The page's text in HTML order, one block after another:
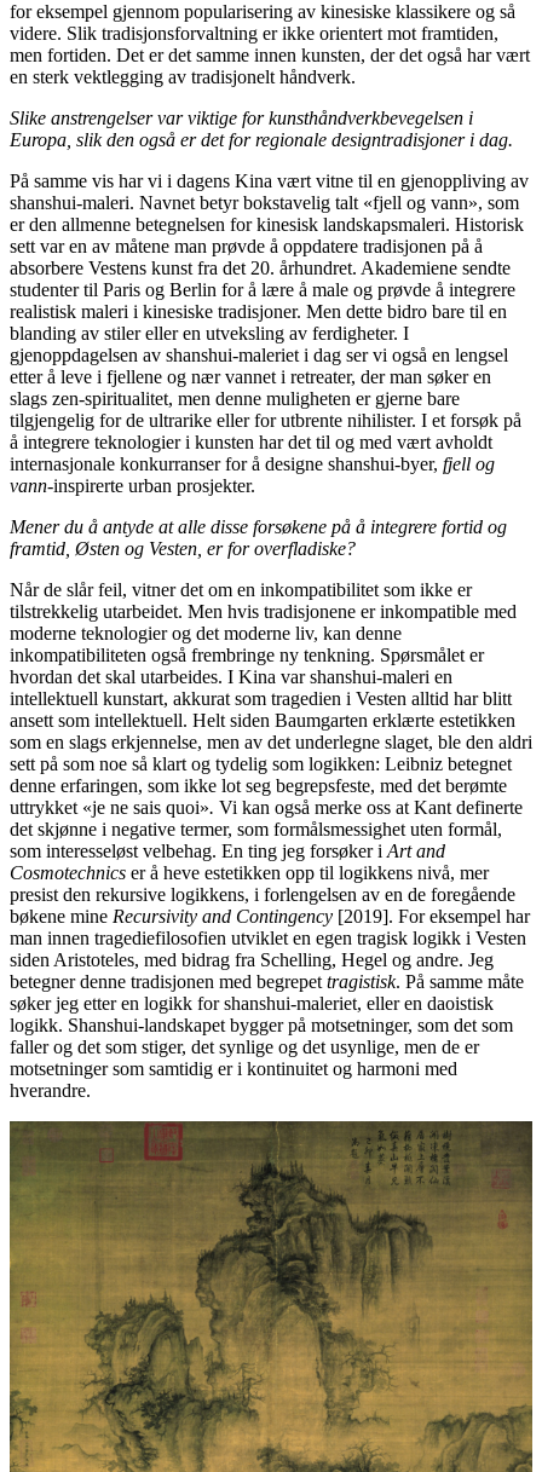
for eksempel gjennom popularisering av kinesiske klassikere og så
videre. Slik tradisjonsforvaltning er ikke orientert mot framtiden,
men fortiden. Det er det samme innen kunsten, der det også har vært
en sterk vektlegging av tradisjonelt håndverk.
Slike anstrengelser var viktige for kunsthåndverkbevegelsen i
Europa, slik den også er det for regionale designtradisjoner i dag.
På samme vis har vi i dagens Kina vært vitne til en gjenoppliving av
shanshui-maleri. Navnet betyr bokstavelig talt «fjell og vann», som
er den allmenne betegnelsen for kinesisk landskapsmaleri. Historisk
sett var en av måtene man prøvde å oppdatere tradisjonen på å
absorbere Vestens kunst fra det 20. århundret. Akademiene sendte
studenter til Paris og Berlin for å lære å male og prøvde å integrere
realistisk maleri i kinesiske tradisjoner. Men dette bidro bare til en
blanding av stiler eller en utveksling av ferdigheter. I
gjenoppdagelsen av shanshui-maleriet i dag ser vi også en lengsel
etter å leve i fjellene og nær vannet i retreater, der man søker en
slags zen-spiritualitet, men denne muligheten er gjerne bare
tilgjengelig for de ultrarike eller for utbrente nihilister. I et forsøk på
å integrere teknologier i kunsten har det til og med vært avholdt
internasjonale konkurranser for å designe shanshui-byer, fjell og
vann-inspirerte urban prosjekter.
Mener du å antyde at alle disse forsøkene på å integrere fortid og
framtid, Østen og Vesten, er for overfladiske?
Når de slår feil, vitner det om en inkompatibilitet som ikke er
tilstrekkelig utarbeidet. Men hvis tradisjonene er inkompatible med
moderne teknologier og det moderne liv, kan denne
inkompatibiliteten også frembringe ny tenkning. Spørsmålet er
hvordan det skal utarbeides. I Kina var shanshui-maleri en
intellektuell kunstart, akkurat som tragedien i Vesten alltid har blitt
ansett som intellektuell. Helt siden Baumgarten erklærte estetikken
som en slags erkjennelse, men av det underlegne slaget, ble den aldri
sett på som noe så klart og tydelig som logikken: Leibniz betegnet
denne erfaringen, som ikke lot seg begrepsfeste, med det berømte
uttrykket «je ne sais quoi». Vi kan også merke oss at Kant definerte
det skjønne i negative termer, som formålsmessighet uten formål,
som interesseløst velbehag. En ting jeg forsøker i Art and
Cosmotechnics er å heve estetikken opp til logikkens nivå, mer
presist den rekursive logikkens, i forlengelsen av en de foregående
bøkene mine Recursivity and Contingency [2019]. For eksempel har
man innen tragediefilosofien utviklet en egen tragisk logikk i Vesten
siden Aristoteles, med bidrag fra Schelling, Hegel og andre. Jeg
betegner denne tradisjonen med begrepet tragistisk. På samme måte
søker jeg etter en logikk for shanshui-maleriet, eller en daoistisk
logikk. Shanshui-landskapet bygger på motsetninger, som det som
faller og det som stiger, det synlige og det usynlige, men de er
motsetninger som samtidig er i kontinuitet og harmoni med
hverandre.